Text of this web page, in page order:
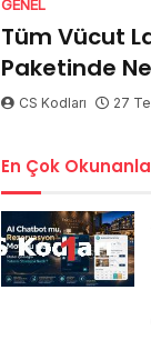
GENEL
Tüm Vücut
Paketinde
CS Kodları 27
En Çok